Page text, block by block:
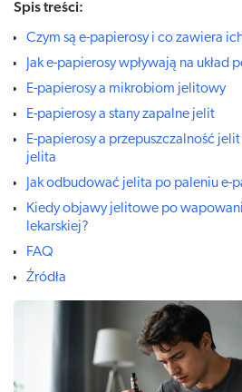
Spis treści:
Czym są e-papierosy i co zawiera
Jak e-papierosy wpływają na układ
E-papierosy a mikrobiom jelitowy
E-papierosy a stany zapalne jelit
E-papierosy a przepuszczalność
jelita
Jak odbudować jelita po paleniu e-
Kiedy objawy jelitowe po
lekarskiej?
FAQ
Źródła